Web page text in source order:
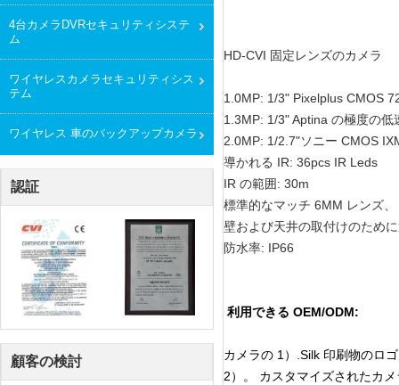
4台カメラDVRセキュリティシステ
ム
ワイヤレスカメラセキュリティシス
テム
ワイヤレス 車のバックアップカメラ
認証
顧客の検討
HD-CVI 固定レンズのカメラ
1.0MP: 1/3" Pixelplus CMOS
1.3MP: 1/3" Aptina の極度の
2.0MP: 1/2.7"ソニー CMOS
導かれる IR: 36pcs IR Leds
IR の範囲: 30m
標準的なマッチ 6MM レンズ、
壁および天井の取付けのため
防水率: IP66
利用できる OEM/ODM:
カメラの 1）.Silk 印刷物のロ
2）。 カスタマイズされたカ